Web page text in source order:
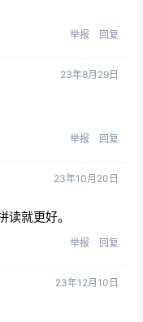
举报 回复
23年8月29日
举报 回复
23年10月20日
就更好。
举报 回复
23年12月10日